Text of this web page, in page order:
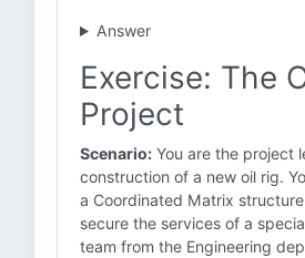
Answer
Exercise: The
Project
Scenario: You are the project
construction of a new oil rig.
a Coordinated Matrix
secure the services of a
team from the Engineering